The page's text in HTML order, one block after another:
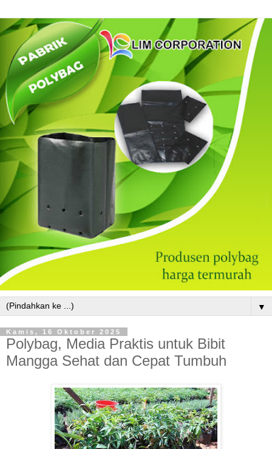
▼
Kamis, 16 Oktober 2025
Polybag, Media Praktis untuk Bibit
Mangga Sehat dan Cepat Tumbuh